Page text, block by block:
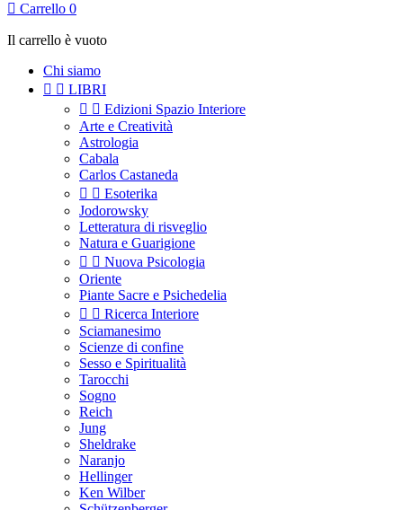
 Carrello 0
Il carrello è vuoto
Chi siamo
  LIBRI
  Edizioni Spazio Interiore
Arte e Creatività
Astrologia
Cabala
Carlos Castaneda
  Esoterika
Jodorowsky
Letteratura di risveglio
Natura e Guarigione
  Nuova Psicologia
Oriente
Piante Sacre e Psichedelia
  Ricerca Interiore
Sciamanesimo
Scienze di confine
Sesso e Spiritualità
Tarocchi
Sogno
Reich
Jung
Sheldrake
Naranjo
Hellinger
Ken Wilber